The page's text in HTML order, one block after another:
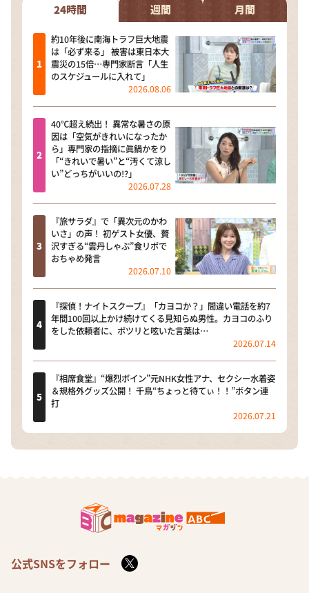
24時間 週間 月間
約10年後に南海トラフ巨大地震
は「必ず来る」 被害は東日本大
震災の15倍…専門家断言「人生
のスケジュールに入れて」
2026.08.06
40℃超え続出！ 異常な暑さの原
因は「空気がきれいになったか
ら」専門家の指摘に眞鍋かをり
「“きれいで暑い”と“汚くて涼し
い”どっちがいいの!?」
2026.07.28
『旅サラダ』で「異次元のかわ
いさ」の声！ 初ゲスト女優、贅
沢すぎる“雲丹しゃぶ”食リポで
おちゃめ発言
2026.07.10
『探偵！ナイトスクープ』「カヨコか？」間違い電話を約7
年間100回以上かけ続けてくる見知らぬ男性。カヨコのふり
をした依頼者に、ポツリと呟いた言葉は…
2026.07.14
『相席食堂』“爆烈ボイン”元NHK女性アナ、セクシー水着姿
＆規格外グッズ公開！ 千鳥“ちょっと待てぃ！！”ボタン連
打
2026.07.21
公式SNSをフォロー